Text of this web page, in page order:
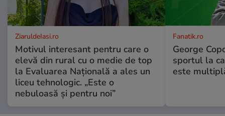
ZiaruldeIasi.ro
Motivul interesant pentru care o
elevă din rural cu o medie de top
la Evaluarea Națională a ales un
liceu tehnologic. „Este o
nebuloasă și pentru noi”
Fanatik.ro
George
sportul la
este